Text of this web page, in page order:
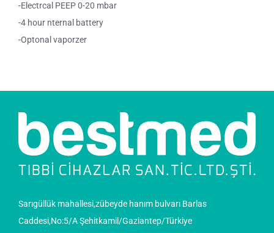
-Electrcal PEEP 0-20 mbar
-4 hour nternal battery
-Optonal vaporzer
Sarıgüllük mahallesi,zübeyde hanım bulvarı Barlas
Caddesi,No:5/A Şehitkamil/Gaziantep/Türkiye